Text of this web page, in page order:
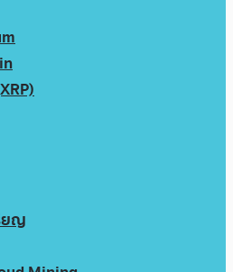
ยญ